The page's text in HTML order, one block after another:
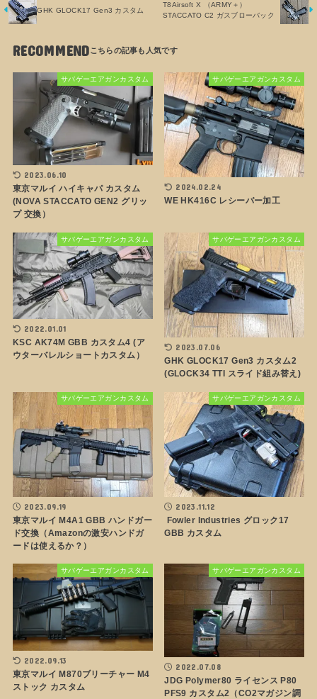
GHK GLOCK17 Gen3 カスタム
T8Airsoft X （ARMY＋）
STACCATO C2 ガスブローバック
RECOMMEND
サバゲーエアガンカスタム
2023.06.10
東京マルイ ハイキャパ カスタム
(NOVA STACCATO GEN2 グリッ
プ 交換）
サバゲーエアガンカスタム
2024.02.24
WE HK416C レシーバー加工
サバゲーエアガンカスタム
2022.01.01
KSC AK74M GBB カスタム4 (ア
ウターバレルショートカスタム）
サバゲーエアガンカスタム
2023.07.06
GHK GLOCK17 Gen3 カスタム2
(GLOCK34 TTI スライド組み替え)
サバゲーエアガンカスタム
2023.09.19
東京マルイ M4A1 GBB ハンドガー
ド交換（Amazonの激安ハンドガ
ードは使えるか？）
サバゲーエアガンカスタム
2023.11.12
Fowler Industries グロック17
GBB カスタム
サバゲーエアガンカスタム
2022.09.13
東京マルイ M870ブリーチャー M4
ストック カスタム
サバゲーエアガンカスタム
2022.07.08
JDG Polymer80 ライセンス P80
PFS9 カスタム2（CO2マガジン調